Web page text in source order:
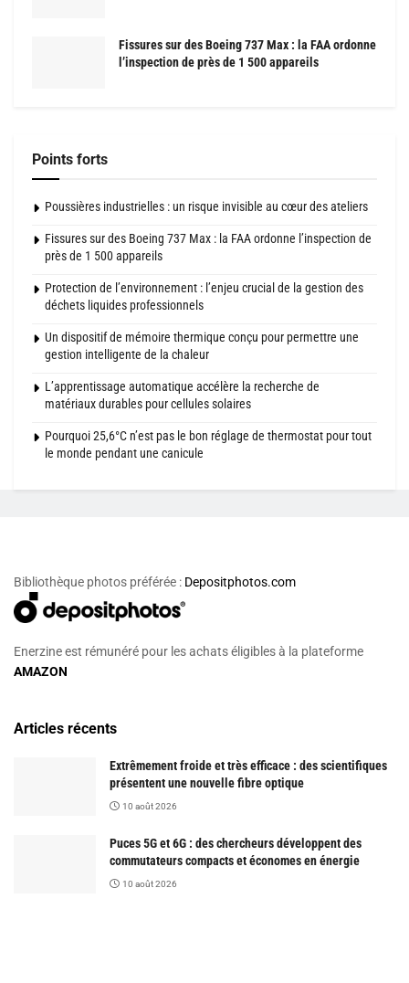
Fissures sur des Boeing 737 Max : la FAA ordonne
l’inspection de près de 1 500 appareils
Points forts
Poussières industrielles : un risque invisible au cœur des ateliers
Fissures sur des Boeing 737 Max : la FAA ordonne l’inspection de
près de 1 500 appareils
Protection de l’environnement : l’enjeu crucial de la gestion des
déchets liquides professionnels
Un dispositif de mémoire thermique conçu pour permettre une
gestion intelligente de la chaleur
L’apprentissage automatique accélère la recherche de
matériaux durables pour cellules solaires
Pourquoi 25,6°C n’est pas le bon réglage de thermostat pour tout
le monde pendant une canicule
Bibliothèque photos préférée : Depositphotos.com
Enerzine est rémunéré pour les achats éligibles à la plateforme
AMAZON
Articles récents
Extrêmement froide et très efficace : des scientifiques
présentent une nouvelle fibre optique
10 août 2026
Puces 5G et 6G : des chercheurs développent des
commutateurs compacts et économes en énergie
10 août 2026